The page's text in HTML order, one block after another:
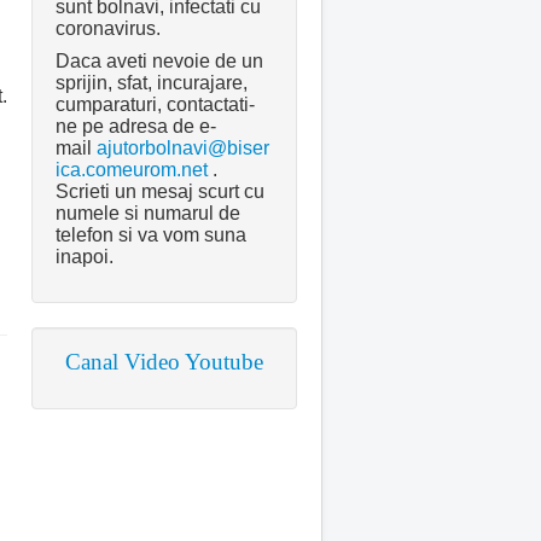
sunt bolnavi, infectati cu
coronavirus.
Daca aveti nevoie de un
sprijin, sfat, incurajare,
cumparaturi, contactati-
ne pe adresa de e-
mail ajutorbolnavi@biser
ica.comeurom.net.
Scrieti un mesaj scurt cu
numele si numarul de
telefon si va vom suna
inapoi.
Canal Video Youtube